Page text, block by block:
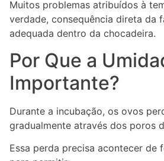
Muitos problemas atribuídos à
verdade, consequência direta da
adequada dentro da chocadeira.
Por Que a
Importante?
Durante a incubação, os ovos
gradualmente através dos poros
Essa perda precisa acontecer de